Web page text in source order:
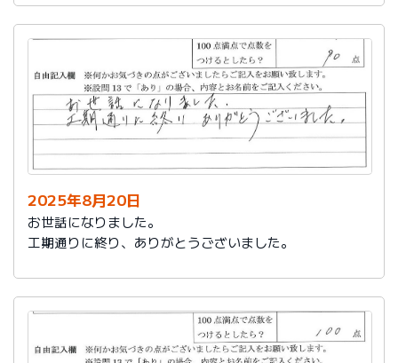
2025年8月20日
お世話になりました。
工期通りに終り、ありがとうございました。